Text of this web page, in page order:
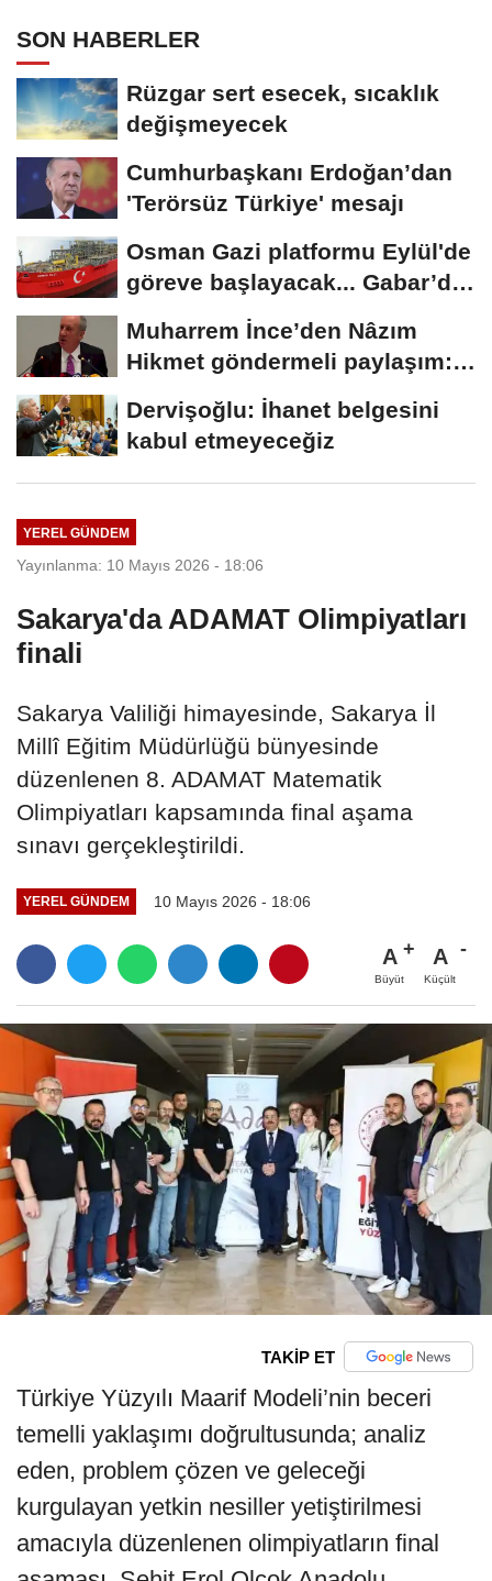
SON HABERLER
Rüzgar sert esecek, sıcaklık
değişmeyecek
Cumhurbaşkanı Erdoğan’dan
'Terörsüz Türkiye' mesajı
Osman Gazi platformu Eylül'de
göreve başlayacak... Gabar’da
Muharrem İnce’den Nâzım
Hikmet göndermeli paylaşım:
Vatan hainliğine...
Dervişoğlu: İhanet belgesini
kabul etmeyeceğiz
YEREL GÜNDEM
Yayınlanma: 10 Mayıs 2026 - 18:06
Sakarya'da ADAMAT Olimpiyatları
finali
Sakarya Valiliği himayesinde, Sakarya İl
Millî Eğitim Müdürlüğü bünyesinde
düzenlenen 8. ADAMAT Matematik
Olimpiyatları kapsamında final aşama
sınavı gerçekleştirildi.
YEREL GÜNDEM 10 Mayıs 2026 - 18:06
A
Büyüt
A
Küçült
TAKİP ET
Türkiye Yüzyılı Maarif Modeli’nin beceri
temelli yaklaşımı doğrultusunda; analiz
eden, problem çözen ve geleceği
kurgulayan yetkin nesiller yetiştirilmesi
amacıyla düzenlenen olimpiyatların final